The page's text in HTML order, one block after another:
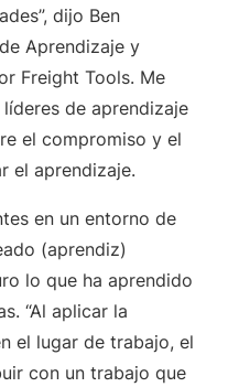
dijo Ben
Aprendizaje y
Freight Tools. Me
de aprendizaje
el compromiso y el
el aprendizaje.
en un entorno de
(aprendiz)
lo que ha aprendido
“Al aplicar la
el lugar de trabajo, el
con un trabajo que